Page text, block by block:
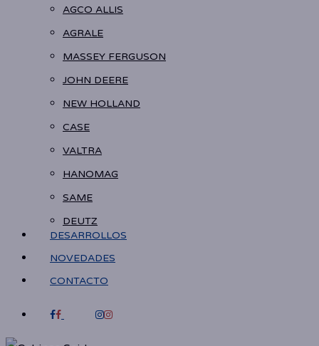
AGCO ALLIS
AGRALE
MASSEY FERGUSON
JOHN DEERE
NEW HOLLAND
CASE
VALTRA
HANOMAG
SAME
DEUTZ
DESARROLLOS
NOVEDADES
CONTACTO
FACEBOOKINSTAGRAM